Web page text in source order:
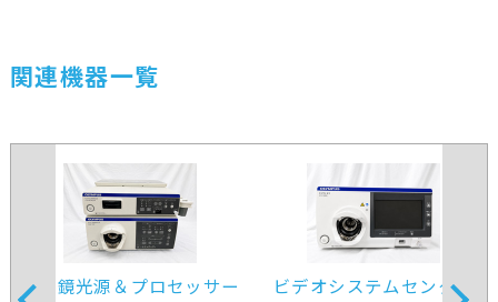
関連機器一覧
内視鏡光源＆プロセッサー
ビデオシステムセンター